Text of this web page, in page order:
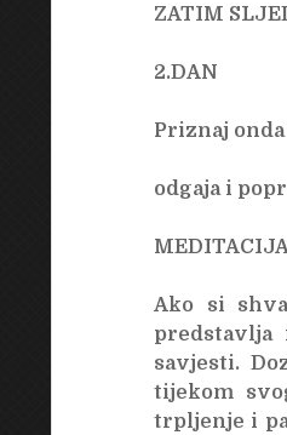
ZATIM
2.DAN
Priznaj
odgaja i
Ako si
savjesti.
tijekom
trpljenje i